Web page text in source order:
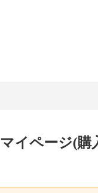
マイページ(購